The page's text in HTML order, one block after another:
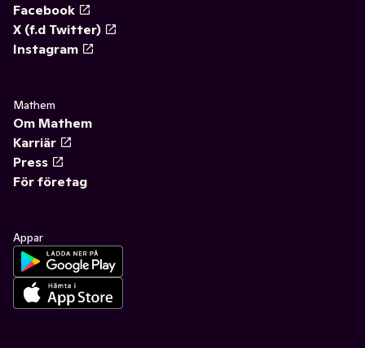
Facebook
X (f.d Twitter)
Instagram
Mathem
Om Mathem
Karriär
Press
För företag
Appar